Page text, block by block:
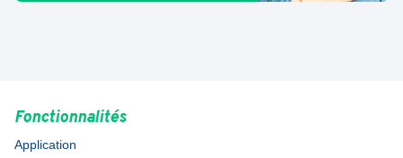
Fonctionnalités
Application